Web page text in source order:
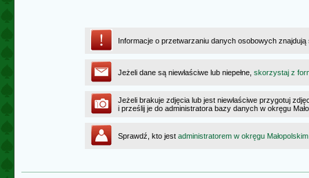
Informacje o przetwarzaniu danych osobowych
Jeżeli dane są niewłaściwe lub niepełne, skorzystaj z
Jeżeli brakuje zdjęcia lub jest niewłaściwe przygotuj
i prześlij je do administratora bazy danych w okręgu
Sprawdź, kto jest administratorem w okręgu Małopolskim